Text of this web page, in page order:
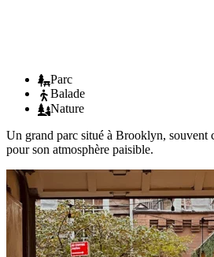
Parc
Balade
Nature
Un grand parc situé à Brooklyn, souvent
pour son atmosphère paisible.